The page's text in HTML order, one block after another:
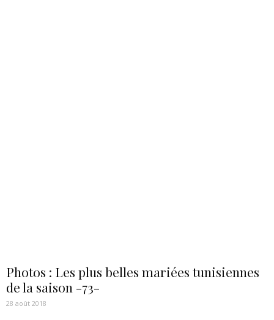
Photos : Les plus belles mariées tunisiennes
de la saison -73-
28 août 2018